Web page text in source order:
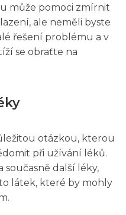
může pomoci zmírnit
ale neměli byste
řešení problému a v
se obraťte na
otázkou, kterou
při užívání léků.
současně další léky,
látek, které by mohly